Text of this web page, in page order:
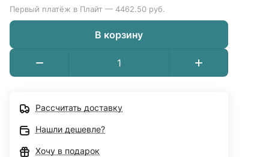
Первый платёж в Плайт — 4462.50 руб.
В корзину
Рассчитать доставку
Нашли дешевле?
Хочу в подарок